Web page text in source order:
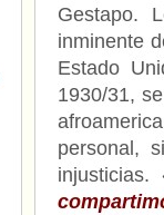
Gestapo.
inminente
Estado
1930/31,
personal,
injusticias.